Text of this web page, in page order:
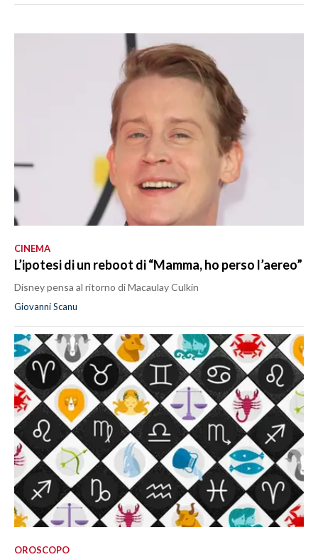
CINEMA
L’ipotesi di un reboot di “Mamma, ho perso l’aereo”
Disney pensa al ritorno di Macaulay Culkin
Giovanni Scanu
OROSCOPO